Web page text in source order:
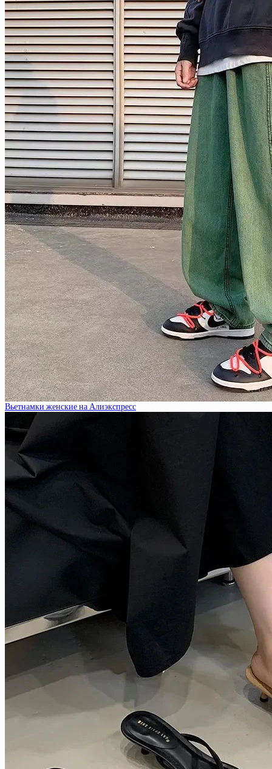
Вьетнамки женские на Алиэкспресс